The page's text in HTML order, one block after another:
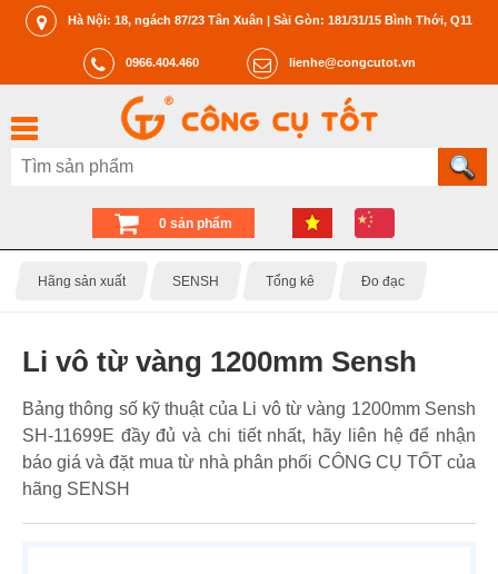
Hà Nội: 18, ngách 87/23 Tân Xuân | Sài Gòn: 181/31/15 Bình Thới, Q11
0966.404.460 lienhe@congcutot.vn
0 sản phẩm
Hãng sản xuất SENSH Tổng kê Đo đạc
Li vô từ vàng 1200mm Sensh
Bảng thông số kỹ thuật của Li vô từ vàng 1200mm Sensh
SH-11699E đầy đủ và chi tiết nhất, hãy liên hệ để nhận
báo giá và đặt mua từ nhà phân phối CÔNG CỤ TỐT của
hãng SENSH